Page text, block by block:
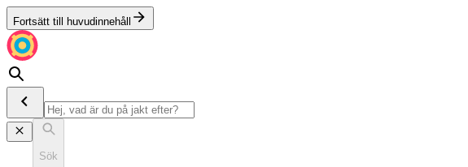
Fortsätt till huvudinnehåll
Sök